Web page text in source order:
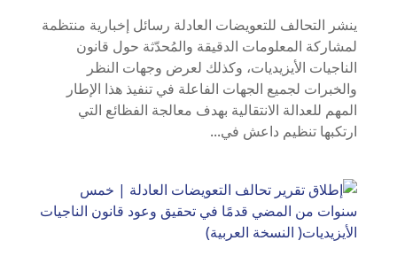
ينشر التحالف للتعويضات العادلة رسائل إخبارية منتظمة
لمشاركة المعلومات الدقيقة والمُحدّثة حول قانون
الناجيات الأيزيديات، وكذلك لعرض وجهات النظر
والخبرات لجميع الجهات الفاعلة في تنفيذ هذا الإطار
المهم للعدالة الانتقالية بهدف معالجة الفظائع التي
ارتكبها تنظيم داعش في...